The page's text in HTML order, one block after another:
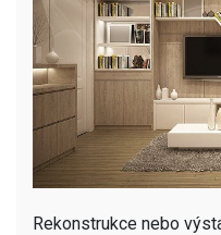
Rekonstrukce nebo